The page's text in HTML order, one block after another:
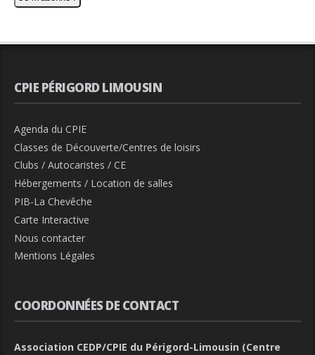
CPIE PÉRIGORD LIMOUSIN
Agenda du CPIE
Classes de Découverte/Centres de loisirs
Clubs / Autocaristes / CE
Hébergements / Location de salles
PIB-La Chevêche
Carte Interactive
Nous contacter
Mentions Légales
COORDONNÉES DE CONTACT
Association CEDP/CPIE du Périgord-Limousin (Centre